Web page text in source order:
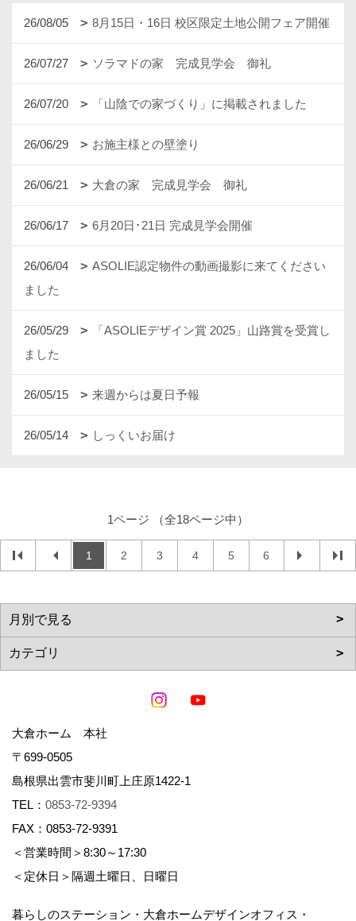
26/08/05 8月15日・16日 校区限定土地公開フェア開催
26/07/27 ソラマドの家 完成見学会 御礼
26/07/20 「山陰での家づくり」に掲載されました
26/06/29 お施主様との壁塗り
26/06/21 大倉の家 完成見学会 御礼
26/06/17 6月20日･21日 完成見学会開催
26/06/04
ASOLIE認定物件の動画撮影に来てください
ました
26/05/29
「ASOLIEデザイン賞 2025」山路賞を受賞し
ました
26/05/15 来週からは夏日予報
26/05/14 しっくいお届け
1ページ （全18ページ中）
1 2 3 4 5 6
大倉ホーム 本社
〒699-0505
島根県出雲市斐川町上庄原1422-1
TEL： 0853-72-9394
FAX：0853-72-9391
＜営業時間＞8:30～17:30
＜定休日＞隔週土曜日、日曜日
暮らしのステーション・大倉ホームデザインオフィス・